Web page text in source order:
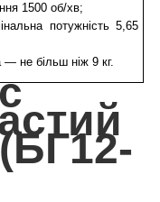
1500 об/хв;
потужність 5,65
не більш ніж 9 кг.